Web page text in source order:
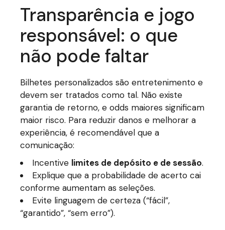
Transparência e jogo
responsável: o que
não pode faltar
Bilhetes personalizados são entretenimento e
devem ser tratados como tal. Não existe
garantia de retorno, e odds maiores significam
maior risco. Para reduzir danos e melhorar a
experiência, é recomendável que a
comunicação:
Incentive limites de depósito e de sessão.
Explique que a probabilidade de acerto cai
conforme aumentam as seleções.
Evite linguagem de certeza (“fácil”,
“garantido”, “sem erro”).